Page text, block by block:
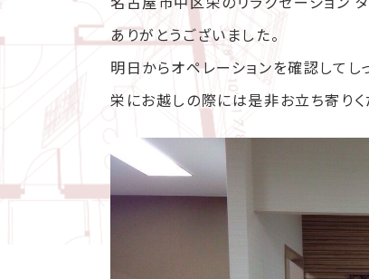
ありがとうございました。
明日からオペレーションを確認してし
栄にお越しの際には是非お立ち寄りく